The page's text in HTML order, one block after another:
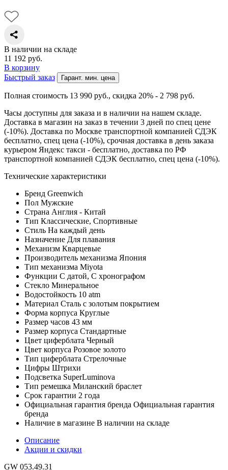
В наличии на складе
11 192 руб.
В корзину
Быстрый заказ
Гарант. мин. цена
Полная стоимость 13 990 руб., скидка 20% - 2 798 руб.
Часы доступны для заказа и в наличии на нашем складе.
Доставка в магазин на заказ в течении 3 дней по спец цене
(-10%). Доставка по Москве транспортной компанией СДЭК
бесплатно, спец цена (-10%), срочная доставка в день заказа
курьером Яндекс такси - бесплатно, доставка по РФ
транспортной компанией СДЭК бесплатно, спец цена (-10%).
Технические характеристики
Бренд Greenwich
Пол Мужские
Страна Англия - Китай
Тип Классические, Спортивные
Стиль На каждый день
Назначение Для плавания
Механизм Кварцевые
Производитель механизма Япония
Тип механизма Miyota
Функции С датой, С хронографом
Стекло Минеральное
Водостойкость 10 atm
Материал Сталь с золотым покрытием
Форма корпуса Круглые
Размер часов 43 мм
Размер корпуса Стандартные
Цвет циферблата Черный
Цвет корпуса Розовое золото
Тип циферблата Стрелочные
Цифры Штрихи
Подсветка SuperLuminova
Тип ремешка Миланский браслет
Срок гарантии 2 года
Официальная гарантия бренда Официальная гарантия
бренда
Наличие в магазине В наличии на складе
Описание
Акции и скидки
GW 053.49.31